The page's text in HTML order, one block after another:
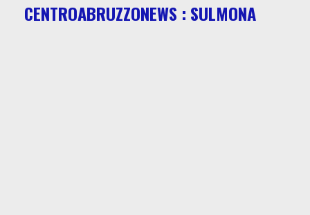
CENTROABRUZZONEWS : SULMONA